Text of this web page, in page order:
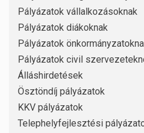
Pályázatok vállalkozásoknak
Pályázatok diákoknak
Pályázatok
Pályázatok civil
Álláshirdetések
Ösztöndíj pályázatok
KKV pályázatok
Telephelyfejlesztési